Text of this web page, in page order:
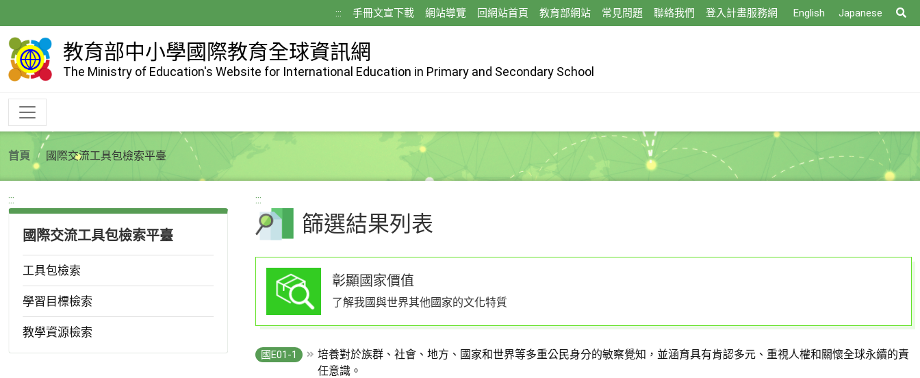
到
主
內
::: 手冊文宣下載 網站導覽 回網站首頁 教育部網站 常見問題 聯絡我們 登入計畫服務網 English Japanese
尋
教育部中小學國際教育全球資訊網
The Ministry of Education's Website for International Education in Primary and Secondary School
首頁 國際交流工具包檢索平臺
:::
國際交流工具包檢索平臺
工具包檢索
學習目標檢索
教學資源檢索
:::
篩選結果列表
彰顯國家價值
了解我國與世界其他國家的文化特質
國E01-1
培養對於族群、社會、地方、國家和世界等多重公民身分的敏察覺知，並涵育具有肯認多元、重視人權和關懷全球永續的責
任意識。